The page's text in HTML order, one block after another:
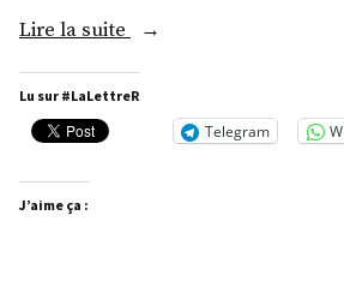
Lire la suite
« M.
Jolivet »
Lu sur #LaLettreR
Telegram
J’aime ça :